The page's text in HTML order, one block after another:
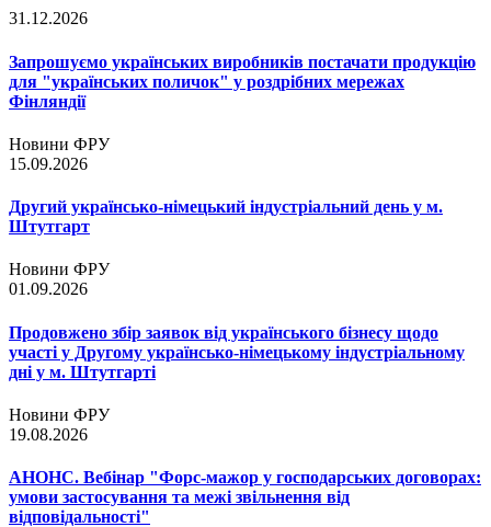
31.12.2026
Запрошуємо українських виробників постачати продукцію
для "українських поличок" у роздрібних мережах
Фінляндії
Новини ФРУ
15.09.2026
Другий українсько-німецький індустріальний день у м.
Штутгарт
Новини ФРУ
01.09.2026
Продовжено збір заявок від українського бізнесу щодо
участі у Другому українсько-німецькому індустріальному
дні у м. Штутгарті
Новини ФРУ
19.08.2026
АНОНС. Вебінар "Форс-мажор у господарських договорах:
умови застосування та межі звільнення від
відповідальності"